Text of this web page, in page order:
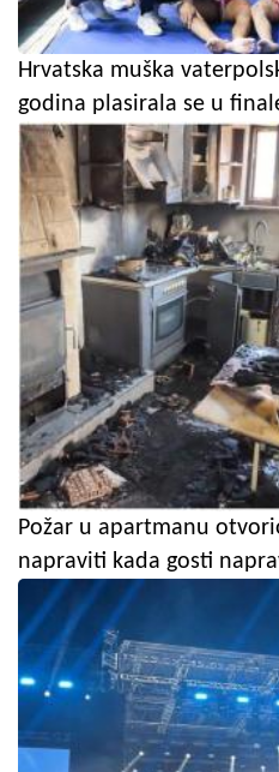
Hrvatska muška
godina plasirala se u
Požar u apartmanu
napraviti kada gosti